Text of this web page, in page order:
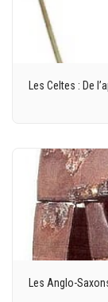
Les Celtes : De
Les Anglo-